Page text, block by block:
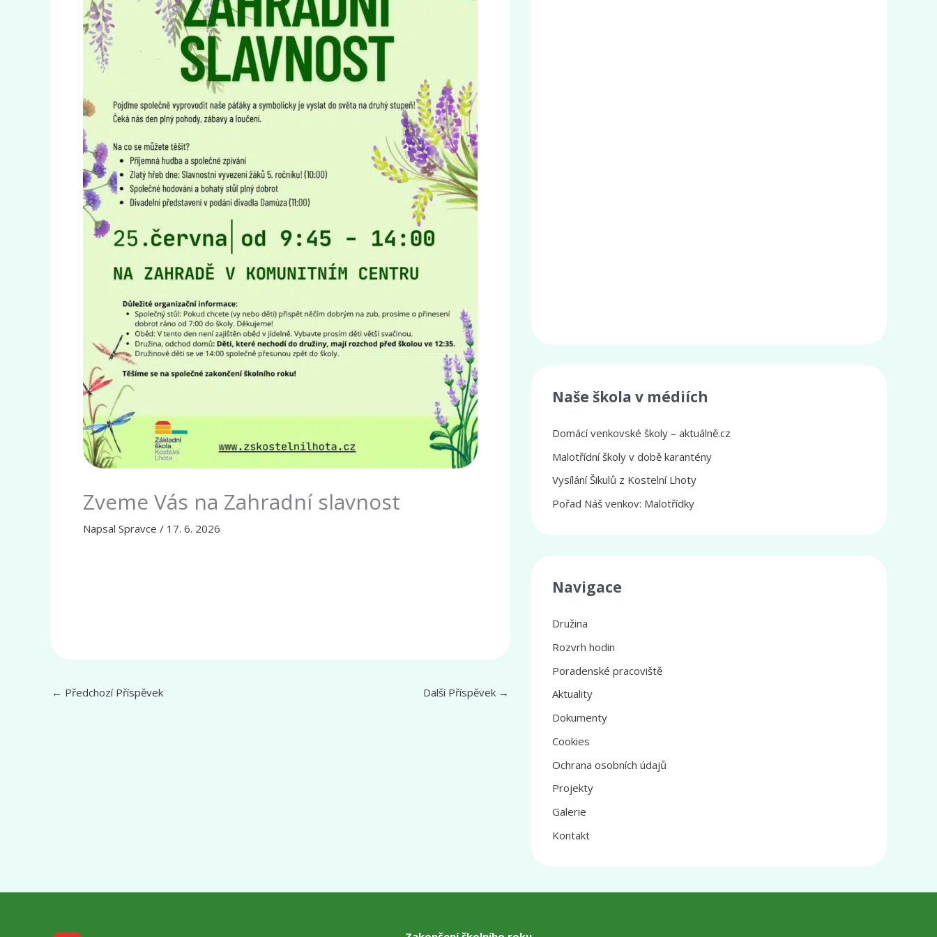
Zveme Vás na Zahradní slavnost
Napsal Spravce / 17. 6. 2026
← Předchozí Příspěvek Další Příspěvek →
Naše škola v médiích
Domácí venkovské školy – aktuálně.cz
Malotřídní školy v době karantény
Vysílání Šikulů z Kostelní Lhoty
Pořad Náš venkov: Malotřídky
Navigace
Družina
Rozvrh hodin
Poradenské pracoviště
Aktuality
Dokumenty
Cookies
Ochrana osobních údajů
Projekty
Galerie
Kontakt